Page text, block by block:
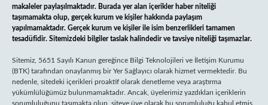
makaleler paylaşılmaktadır. Burada yer alan içerikler haber niteliği
taşımamakta olup, gerçek kurum ve kişiler hakkında paylaşım
yapılmamaktadır. Gerçek kurum ve kişiler ile isim benzerlikleri tamamen
tesadüfidir. Sitemizdeki bilgiler taslak halindedir ve tavsiye niteliği taşımazlar.
Sitemiz, 5651 Sayılı Kanun gereğince Bilgi Teknolojileri ve İletişim Kurumu
(BTK) tarafından onaylanmış bir Yer Sağlayıcı olarak hizmet vermektedir. Bu
nedenle, sitedeki içerikleri proaktif olarak denetleme veya araştırma
yükümlülüğümüz bulunmamaktadır. Ancak, üyelerimiz yazdıkları içeriklerin
sorumluluğunu taşımakta olup, siteye üye olarak bu sorumluluğu kabul etmiş